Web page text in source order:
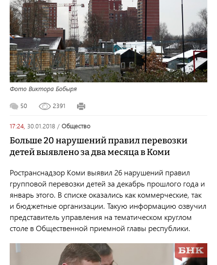
Фото Виктора Бобыря
50 2391
17:24, 30.01.2018 / общество
Больше 20 нарушений правил перевозки
детей выявлено за два месяца в Коми
Ространснадзор Коми выявил 26 нарушений правил
групповой перевозки детей за декабрь прошлого года и
январь этого. В списке оказались как коммерческие, так
и бюджетные организации. Такую информацию озвучил
представитель управления на тематическом круглом
столе в Общественной приемной главы республики.